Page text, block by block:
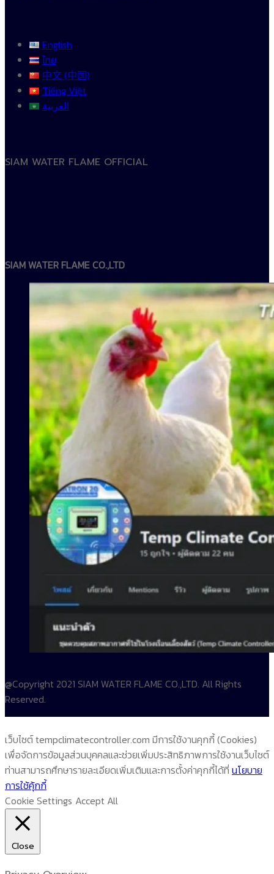
English
ไทย
中文 (中国)
Tiếng Việt
العربية
SIAM WATER FLAME OFFICIAL
SIAM WATER FLAME CO.,LTD
@Copyright 2021 SIAM WATER FLAME CO.,LTD. All Rights
Reserved.
เว็บไซต์ tempclimatecontroller.com มีการใช้งานคุกกี้ (Cookies)
เพื่อจัดการข้อมูลส่วนบุคคลและช่วยเพิ่มประสิทธิภาพการใช้งานเว็บไซต์
ท่านสามารถศึกษารายละเอียดเพิ่มเติมและการตั้งค่าคุกกี้ได้ที่ นโยบาย
การใช้คุ้กกี้
Cookie Settings Accept All
Close